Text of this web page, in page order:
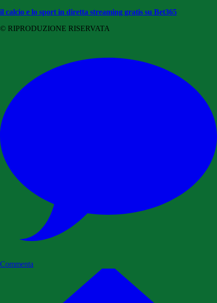
il calcio e lo sport in diretta streaming gratis su Bet365
© RIPRODUZIONE RISERVATA
Commenta